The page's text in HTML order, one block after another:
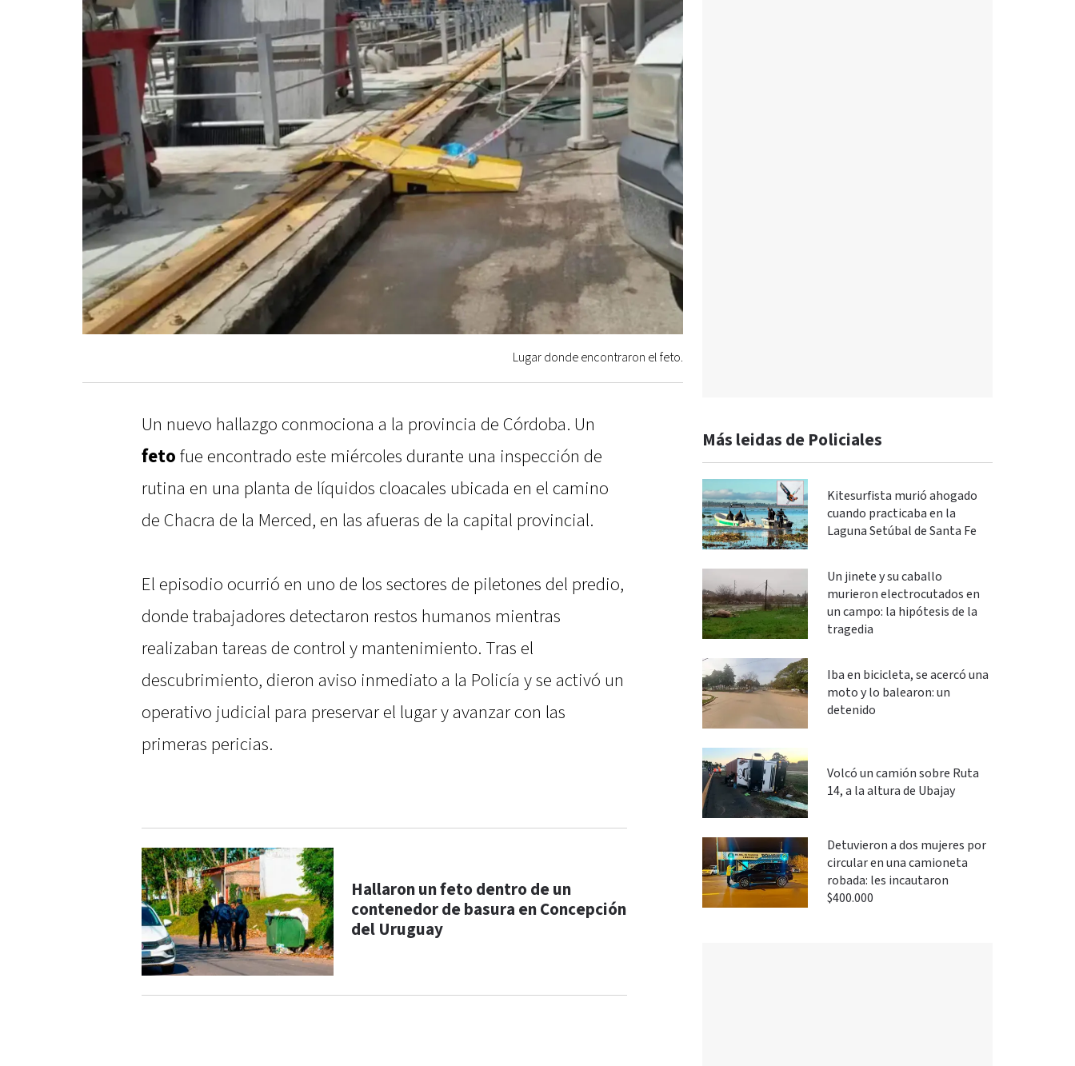
Lugar donde encontraron el feto.
Un nuevo hallazgo conmociona a la provincia de Córdoba. Un
feto fue encontrado este miércoles durante una inspección de
rutina en una planta de líquidos cloacales ubicada en el camino
de Chacra de la Merced, en las afueras de la capital provincial.
El episodio ocurrió en uno de los sectores de piletones del predio,
donde trabajadores detectaron restos humanos mientras
realizaban tareas de control y mantenimiento. Tras el
descubrimiento, dieron aviso inmediato a la Policía y se activó un
operativo judicial para preservar el lugar y avanzar con las
primeras pericias.
Hallaron un feto dentro de un
contenedor de basura en Concepción
del Uruguay
Más leidas de Policiales
Kitesurfista murió ahogado
cuando practicaba en la
Laguna Setúbal de Santa Fe
Un jinete y su caballo
murieron electrocutados en
un campo: la hipótesis de la
tragedia
Iba en bicicleta, se acercó una
moto y lo balearon: un
detenido
Volcó un camión sobre Ruta
14, a la altura de Ubajay
Detuvieron a dos mujeres por
circular en una camioneta
robada: les incautaron
$400.000